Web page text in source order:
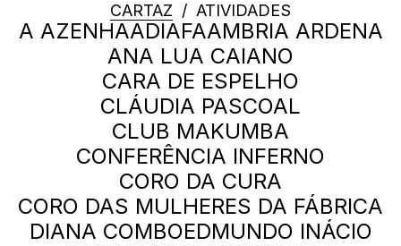
CARTAZ / ATIVIDADES
A AZENHAADIAFAAMBRIA ARDENA
ANA LUA CAIANO
CARA DE ESPELHO
CLÁUDIA PASCOAL
CLUB MAKUMBA
CONFERÊNCIA INFERNO
CORO DA CURA
CORO DAS MULHERES DA FÁBRICA
DIANA COMBOEDMUNDO INÁCIO